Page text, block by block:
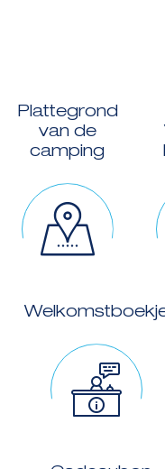
Plattegrond
van de
camping